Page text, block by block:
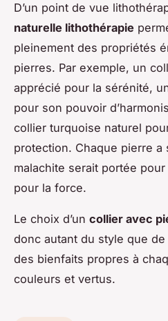
D’un point de vue
naturelle lithothérapie
pleinement des propriétés
pierres. Par exemple, un
apprécié pour la sérénité,
pour son pouvoir
collier turquoise naturel
protection. Chaque pierre a
malachite serait portée pour
pour la force.
Le choix d’un collier avec
donc autant du style que
des bienfaits propres à
couleurs et vertus.